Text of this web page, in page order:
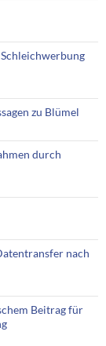
zu Blümel
durch
nach
Beitrag für